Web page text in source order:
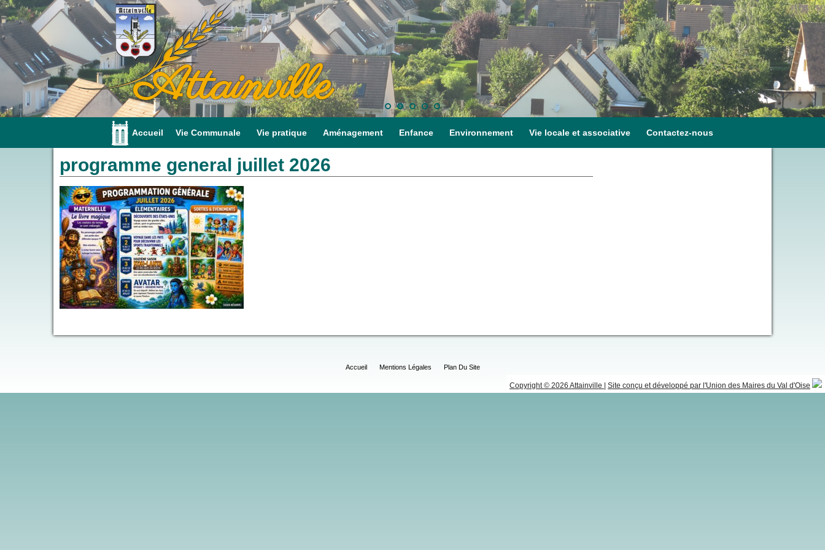
Attainville
Accueil Vie Communale Vie pratique Aménagement Enfance Environnement Vie locale et associative Contactez-nous
programme general juillet 2026
Accueil Mentions Légales Plan Du Site
Copyright © 2026 Attainville Site conçu et développé par l'Union des Maires du Val d'Oise